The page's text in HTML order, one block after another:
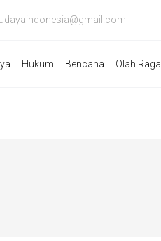
Hukum Bencana Olah Raga